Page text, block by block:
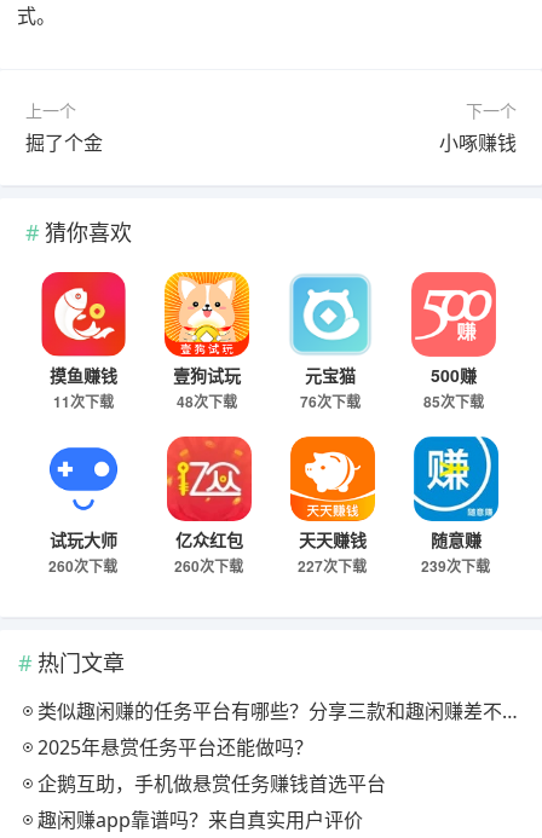
式。
上一个
掘了个金
下一个
小啄赚钱
猜你喜欢
摸鱼赚钱
11次下载
壹狗试玩
48次下载
元宝猫
76次下载
500赚
85次下载
试玩大师
260次下载
亿众红包
260次下载
天天赚钱
227次下载
随意赚
239次下载
热门文章
类似趣闲赚的任务平台有哪些？分享三款和趣闲赚差不多的软件
2025年悬赏任务平台还能做吗？
企鹅互助，手机做悬赏任务赚钱首选平台
趣闲赚app靠谱吗？来自真实用户评价